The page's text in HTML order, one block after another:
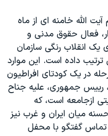
الله خامنه ای از ماه
سياستمدار، فعال حقوق مدنی و
يک انقلاب رنگی سازمان
داده است. اين موارد
در يک کودتای افراطيون
ریيس جمهوری، عليه جناح
ازجامعه است، که
ميان ايران و غرب نيز
گفتگو با محفل